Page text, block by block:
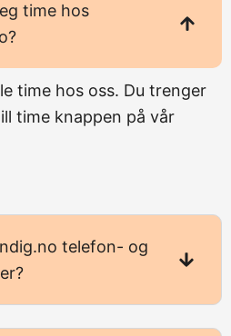
time hos
time hos oss. Du trenger
time knappen på vår
telefon- og